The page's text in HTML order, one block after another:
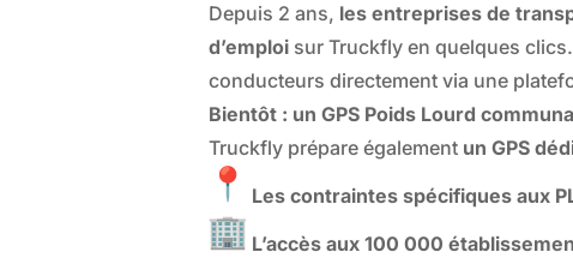
Depuis 2 ans, les entreprises de
d’emploisur Truckfly en quelques
conducteurs directement via une
Bientôt : un GPS Poids Lourd
Truckfly prépare également un GPS
Les contraintes spécifiques aux
L’accès aux 100 000